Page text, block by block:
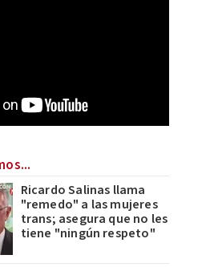
Ricardo Salinas llama
"remedo" a las mujeres
trans; asegura que no les
tiene "ningún respeto"